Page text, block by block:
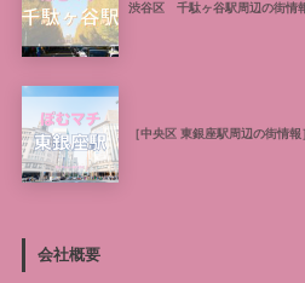
渋谷区 千駄ヶ谷駅周辺の街情
［中央区 東銀座駅周辺の街情
会社概要